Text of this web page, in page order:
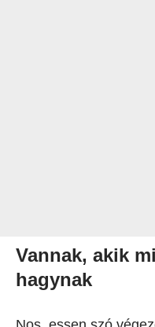
Vannak, akik
hagynak